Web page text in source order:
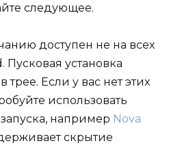
следующее.
доступен не на всех
Пусковая установка
Если у вас нет этих
использовать
например Nova
скрытие